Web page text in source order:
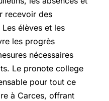
recevoir des
élèves et les
les progrès
nécessaires
Le pronote college
pour tout ce
à Carces, offrant